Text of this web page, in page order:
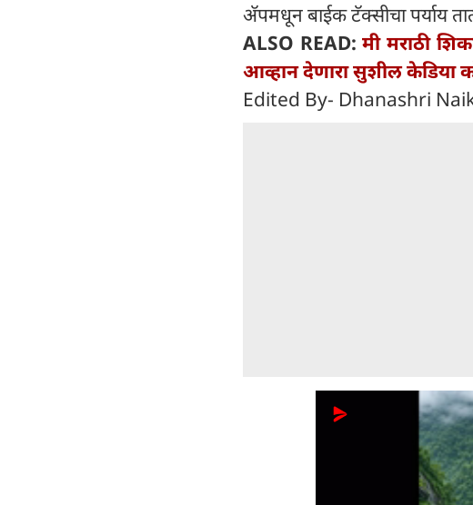
अ‍ॅपमधून बाईक टॅक्सीचा पर्याय
ALSO READ:मी मराठी
आव्हान देणारा सुशील केडिया
Edited By- Dhanashri